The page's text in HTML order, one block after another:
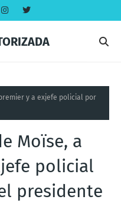
y a exjefe policial por
Moïse, a
policial
presidente